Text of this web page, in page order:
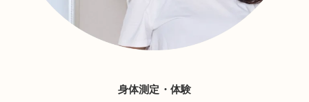
身体測定・体験